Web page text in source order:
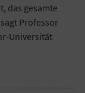
das gesamte
Professor
Universität